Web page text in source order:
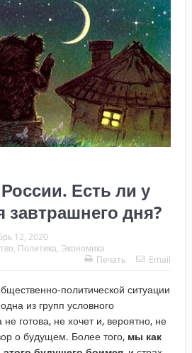
Есть ли у
завтрашнего дня?
12, 2020
Политика Экономика
Печать
Email
политической ситуации
из групп условного
не готова, не хочет и, вероятно, не
о будущем. Более того, мы как